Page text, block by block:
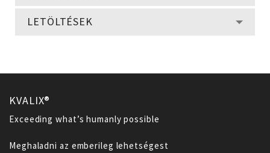
LETÖLTÉSEK
KVALIX®
Exceeding what’s humanly possible
Meghaladni az emberileg lehetségest